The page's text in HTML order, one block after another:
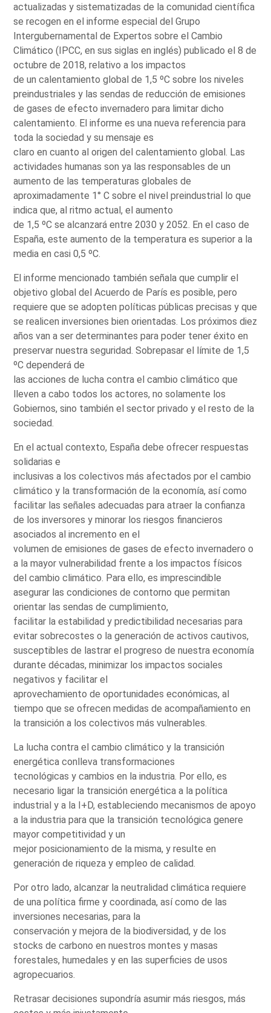
actualizadas y sistematizadas de la comunidad científica
se recogen en el informe especial del Grupo
Intergubernamental de Expertos sobre el Cambio
Climático (IPCC, en sus siglas en inglés) publicado el 8 de
octubre de 2018, relativo a los impactos
de un calentamiento global de 1,5 ºC sobre los niveles
preindustriales y las sendas de reducción de emisiones
de gases de efecto invernadero para limitar dicho
calentamiento. El informe es una nueva referencia para
toda la sociedad y su mensaje es
claro en cuanto al origen del calentamiento global. Las
actividades humanas son ya las responsables de un
aumento de las temperaturas globales de
aproximadamente 1° C sobre el nivel preindustrial lo que
indica que, al ritmo actual, el aumento
de 1,5 ºC se alcanzará entre 2030 y 2052. En el caso de
España, este aumento de la temperatura es superior a la
media en casi 0,5 ºC.
El informe mencionado también señala que cumplir el
objetivo global del Acuerdo de París es posible, pero
requiere que se adopten políticas públicas precisas y que
se realicen inversiones bien orientadas. Los próximos diez
años van a ser determinantes para poder tener éxito en
preservar nuestra seguridad. Sobrepasar el límite de 1,5
ºC dependerá de
las acciones de lucha contra el cambio climático que
lleven a cabo todos los actores, no solamente los
Gobiernos, sino también el sector privado y el resto de la
sociedad.
En el actual contexto, España debe ofrecer respuestas
solidarias e
inclusivas a los colectivos más afectados por el cambio
climático y la transformación de la economía, así como
facilitar las señales adecuadas para atraer la confianza
de los inversores y minorar los riesgos financieros
asociados al incremento en el
volumen de emisiones de gases de efecto invernadero o
a la mayor vulnerabilidad frente a los impactos físicos
del cambio climático. Para ello, es imprescindible
asegurar las condiciones de contorno que permitan
orientar las sendas de cumplimiento,
facilitar la estabilidad y predictibilidad necesarias para
evitar sobrecostes o la generación de activos cautivos,
susceptibles de lastrar el progreso de nuestra economía
durante décadas, minimizar los impactos sociales
negativos y facilitar el
aprovechamiento de oportunidades económicas, al
tiempo que se ofrecen medidas de acompañamiento en
la transición a los colectivos más vulnerables.
La lucha contra el cambio climático y la transición
energética conlleva transformaciones
tecnológicas y cambios en la industria. Por ello, es
necesario ligar la transición energética a la política
industrial y a la I+D, estableciendo mecanismos de apoyo
a la industria para que la transición tecnológica genere
mayor competitividad y un
mejor posicionamiento de la misma, y resulte en
generación de riqueza y empleo de calidad.
Por otro lado, alcanzar la neutralidad climática requiere
de una política firme y coordinada, así como de las
inversiones necesarias, para la
conservación y mejora de la biodiversidad, y de los
stocks de carbono en nuestros montes y masas
forestales, humedales y en las superficies de usos
agropecuarios.
Retrasar decisiones supondría asumir más riesgos, más